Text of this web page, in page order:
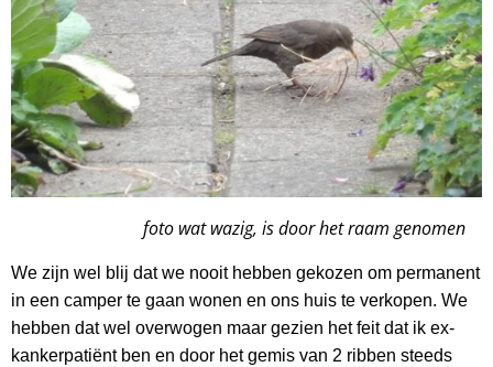
foto wat wazig, is door het raam genomen
We zijn wel blij dat we nooit hebben gekozen om permanent
in een camper te gaan wonen en ons huis te verkopen. We
hebben dat wel overwogen maar gezien het feit dat ik ex-
kankerpatiënt ben en door het gemis van 2 ribben steeds